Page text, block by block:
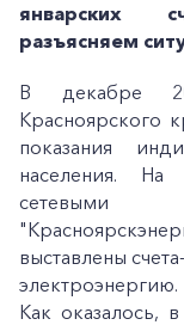
январских
разъясняем
В декабре
Красноярского
показания
населения. На
выставлены
электроэнергию.
Как оказалось,